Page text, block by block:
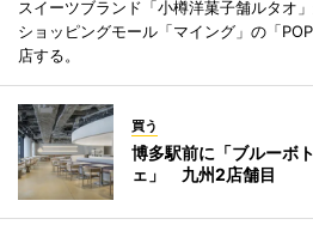
スイーツブランド「小樽洋菓子舗ルタオ
ショッピングモール「マイング」の「
店する。
買う
博多駅前に「ブルーボ
ェ」 九州2店舗目